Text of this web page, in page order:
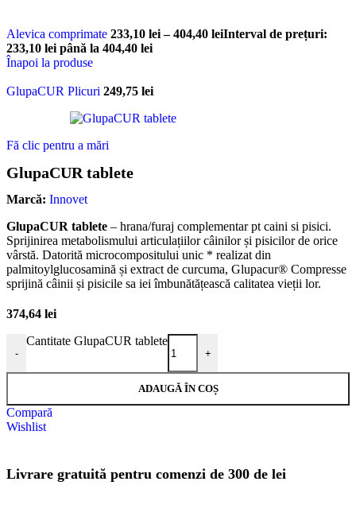
Alevica comprimate 233,10 lei – 404,40 leiInterval de prețuri:
233,10 lei până la 404,40 lei
Înapoi la produse
GlupaCUR Plicuri 249,75 lei
Fă clic pentru a mări
GlupaCUR tablete
Marcă: Innovet
GlupaCUR tablete – hrana/furaj complementar pt caini si pisici.
Sprijinirea metabolismului articulațiilor câinilor și pisicilor de orice
vârstă. Datorită microcompositului unic * realizat din
palmitoylglucosamină și extract de curcuma, Glupacur® Compresse
sprijină câinii și pisicile sa iei îmbunătățească calitatea vieții lor.
374,64 lei
-
Cantitate GlupaCUR tablete
+
ADAUGĂ ÎN COȘ
Compară
Wishlist
Livrare gratuită pentru comenzi de 300 de lei